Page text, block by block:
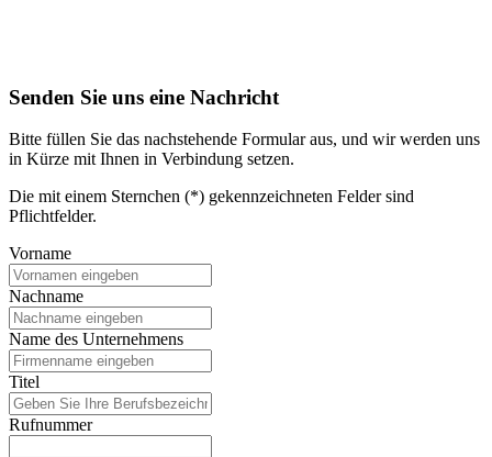
Senden Sie uns eine Nachricht
Bitte füllen Sie das nachstehende Formular aus, und wir werden uns
in Kürze mit Ihnen in Verbindung setzen.
Die mit einem Sternchen (*) gekennzeichneten Felder sind
Pflichtfelder.
Vorname
Nachname
Name des Unternehmens
Titel
Rufnummer